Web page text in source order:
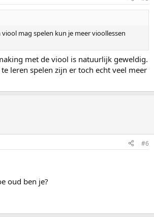
mag spelen kun je meer vioollessen
met de viool is natuurlijk geweldig.
leren spelen zijn er toch echt veel meer
#6
oud ben je?